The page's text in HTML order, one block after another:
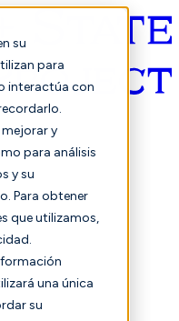
su
para
interactúa con
y
para análisis
y su
Para obtener
que utilizamos,
una única
su